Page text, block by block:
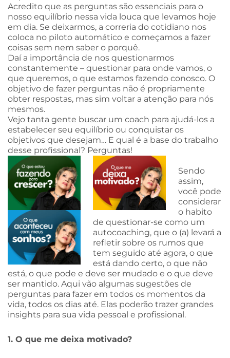
Acredito que as perguntas são essenciais para o
nosso equilíbrio nessa vida louca que levamos hoje
em dia. Se deixarmos, a correria do cotidiano nos
coloca no piloto automático e começamos a fazer
coisas sem nem saber o porquê.
Daí a importância de nos questionarmos
constantemente – questionar para onde vamos, o
que queremos, o que estamos fazendo conosco. O
objetivo de fazer perguntas não é propriamente
obter respostas, mas sim voltar a atenção para nós
mesmos.
Vejo tanta gente buscar um coach para ajudá-los a
estabelecer seu equilíbrio ou conquistar os
objetivos que desejam… E qual é a base do trabalho
desse profissional? Perguntas!
Sendo
assim,
você pode
considerar
o habito
de questionar-se como um
autocoaching, que o (a) levará a
refletir sobre os rumos que
tem seguido até agora, o que
está dando certo, o que não
está, o que pode e deve ser mudado e o que deve
ser mantido. Aqui vão algumas sugestões de
perguntas para fazer em todos os momentos da
vida, todos os dias até. Elas poderão trazer grandes
insights para sua vida pessoal e profissional.
1. O que me deixa motivado?